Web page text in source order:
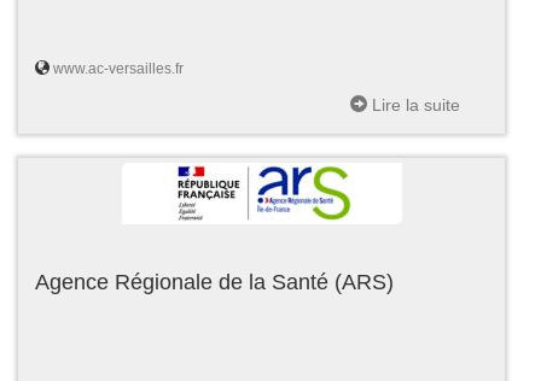
www.ac-versailles.fr
Lire la suite
Agence Régionale de la Santé (ARS)